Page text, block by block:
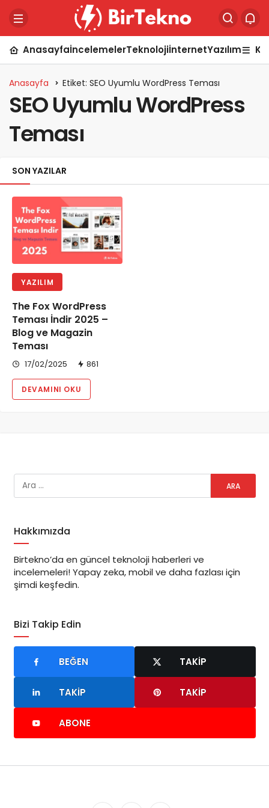
AnasayfaİncelemelerTeknolojiİnternetYazılım
Anasayfa Etiket: SEO Uyumlu WordPress Teması
SEO Uyumlu WordPress
Teması
SON YAZILAR
YAZILIM
The Fox WordPress
Teması İndir 2025 –
Blog ve Magazin
Teması
17/02/2025 861
DEVAMINI OKU
Hakkımızda
Birtekno’da en güncel teknoloji haberleri ve
incelemeleri! Yapay zeka, mobil ve daha fazlası için
şimdi keşfedin.
Bizi Takip Edin
BEĞEN TAKIP
TAKIP TAKIP
ABONE